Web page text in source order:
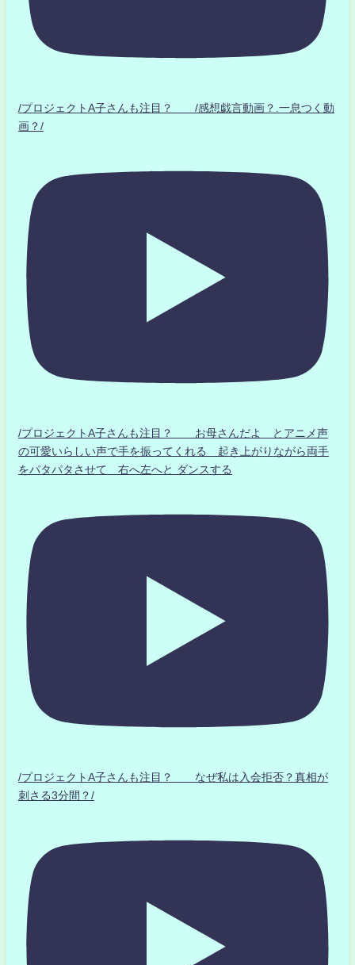
/プロジェクトA子さんも注目？ /感想戯言動画？.一息つく動
画？/
/プロジェクトA子さんも注目？ お母さんだよ とアニメ声
の可愛いらしい声で手を振ってくれる 起き上がりながら両手
をパタパタさせて 右へ左へと ダンスする
/プロジェクトA子さんも注目？ なぜ私は入会拒否？真相が
刺さる3分間？/